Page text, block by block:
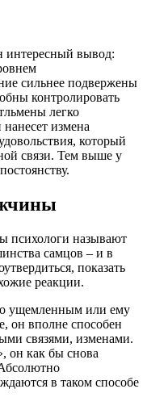
вывод:
сильнее подвержены
контролировать
легко
измена
который
связи. Тем выше у
психологи называют
самцов – и в
показать
реакции.
ущемленным или ему
он вполне способен
связями, изменами.
он как бы снова
в таком способе